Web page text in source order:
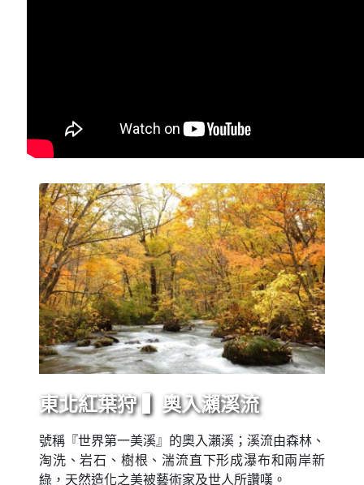
東北紅葉狩 ▍奧入瀨溪流
號稱『世界第一美溪』的奧入瀨溪；溪流由森林、
淘洗、岩石、樹根、湍流直下形成瀑布和兩岸新
綠，天然造化之美被藝術家及世人所讚嘆。